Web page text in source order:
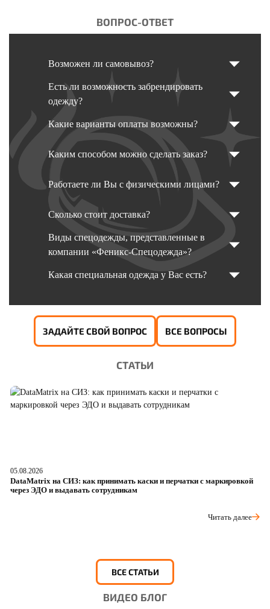
ВОПРОС-ОТВЕТ
Возможен ли самовывоз?
Есть ли возможность забрендировать
одежду?
Какие варианты оплаты возможны?
Каким способом можно сделать заказ?
Работаете ли Вы с физическими лицами?
Сколько стоит доставка?
Виды спецодежды, представленные в
компании «Феникс-Спецодежда»?
Какая специальная одежда у Вас есть?
ЗАДАЙТЕ СВОЙ ВОПРОС ВСЕ ВОПРОСЫ
СТАТЬИ
05.08.2026
DataMatrix на СИЗ: как принимать каски и перчатки с маркировкой
через ЭДО и выдавать сотрудникам
Читать далее
ВСЕ СТАТЬИ
ВИДЕО БЛОГ